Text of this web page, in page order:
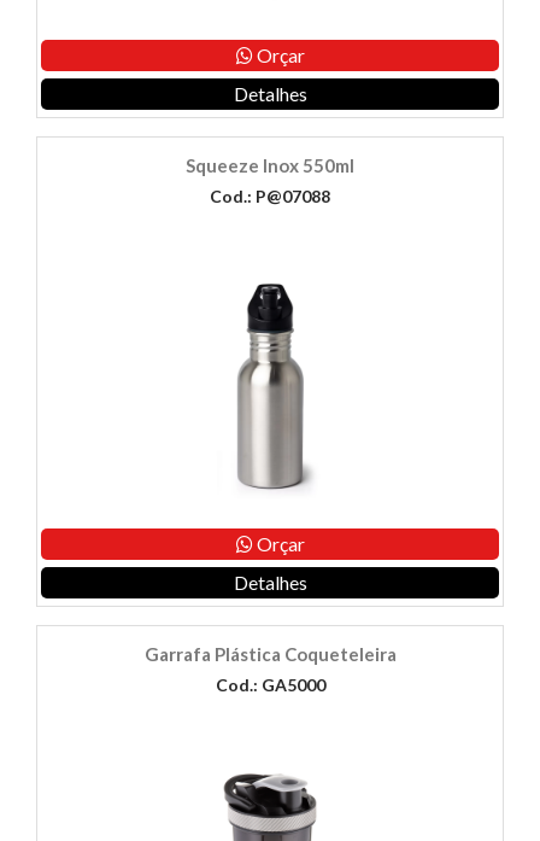
Orçar
Detalhes
Squeeze Inox 550ml
Cod.: P@07088
Orçar
Detalhes
Garrafa Plástica Coqueteleira
Cod.: GA5000